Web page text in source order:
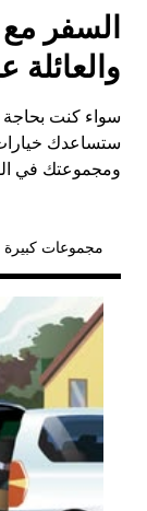
السفر
والعائلة
سواء كنت بحاجة
ومجموعتك في
مجموعات كبيرة